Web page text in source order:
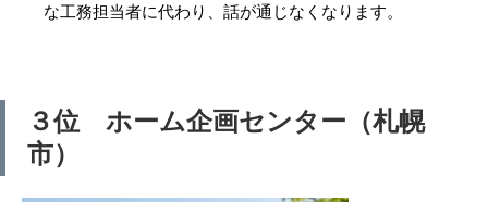
な工務担当者に代わり、話が通じなくなります。
３位 ホーム企画センター（札幌
市）